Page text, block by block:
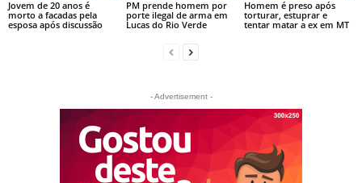
Jovem de 20 anos é
morto a facadas pela
esposa após discussão
PM prende homem por
porte ilegal de arma em
Lucas do Rio Verde
Homem é preso após
torturar, estuprar e
tentar matar a ex em MT
- Advertisement -